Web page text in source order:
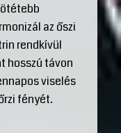
az őszi
rendkívül
hosszú távon
viselés
fényét.